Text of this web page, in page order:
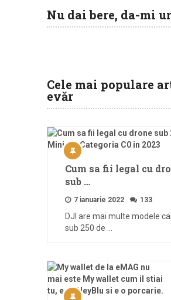
Nu dai bere, da-mi
Cele mai populare
evăr
Cum sa fii legal cu
sub …
7 ianuarie 2022 133
DJI are mai multe modele
sub 250 de …